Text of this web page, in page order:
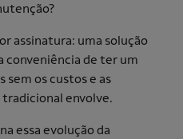
assinatura: uma solução
conveniência de ter um
sem os custos e as
envolve.
essa evolução da